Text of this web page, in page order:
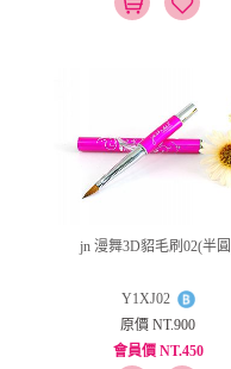
jn 漫舞3D貂毛刷02(半
Y1XJ02
原價 NT.900
會員價 NT.450